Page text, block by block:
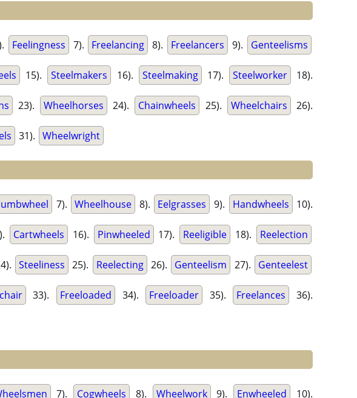
Feelingness 7). Freelancing 8). Freelancers 9). Genteelisms
15). Steelmakers 16). Steelmaking 17). Steelworker 18).
23). Wheelhorses 24). Chainwheels 25). Wheelchairs 26).
31). Wheelwright
7). Wheelhouse 8). Eelgrasses 9). Handwheels 10).
Cartwheels 16). Pinwheeled 17). Reeligible 18). Reelection
Steeliness 25). Reelecting 26). Genteelism 27). Genteelest
33). Freeloaded 34). Freeloader 35). Freelances 36).
7). Cogwheels 8). Wheelwork 9). Enwheeled 10).